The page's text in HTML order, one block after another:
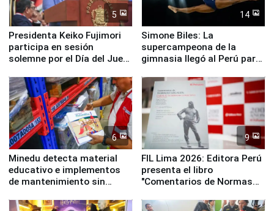
5
Presidenta Keiko Fujimori
participa en sesión
solemne por el Día del Juez
14
Simone Biles: La
supercampeona de la
gimnasia llegó al Perú para
Panamericanos Lima 2027
6
Minedu detecta material
educativo e implementos
de mantenimiento sin
la UGEL 2
9
FIL Lima 2026: Editora Perú
presenta el libro
"Comentarios de Normas
Derecho Colectivo"